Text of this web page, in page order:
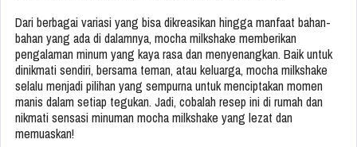
Dari berbagai variasi yang bisa dikreasikan hingga manfaat bahan-
bahan yang ada di dalamnya, mocha milkshake memberikan
pengalaman minum yang kaya rasa dan menyenangkan. Baik untuk
dinikmati sendiri, bersama teman, atau keluarga, mocha milkshake
selalu menjadi pilihan yang sempurna untuk menciptakan momen
manis dalam setiap tegukan. Jadi, cobalah resep ini di rumah dan
nikmati sensasi minuman mocha milkshake yang lezat dan
memuaskan!